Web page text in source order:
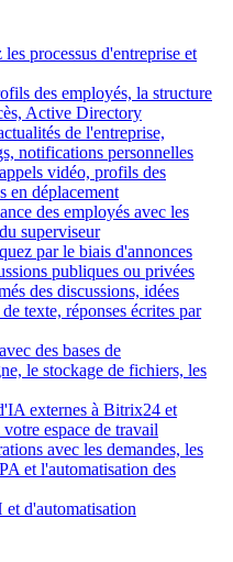
processus d'entreprise et
des employés, la structure
Active Directory
de l'entreprise,
notifications personnelles
vidéo, profils des
en déplacement
des employés avec les
superviseur
par le biais d'annonces
publiques ou privées
des discussions, idées
texte, réponses écrites par
des bases de
le stockage de fichiers, les
externes à Bitrix24 et
espace de travail
avec les demandes, les
et l'automatisation des
d'automatisation